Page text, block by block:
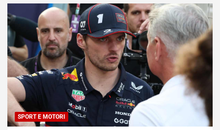
SPORT E MOTORI